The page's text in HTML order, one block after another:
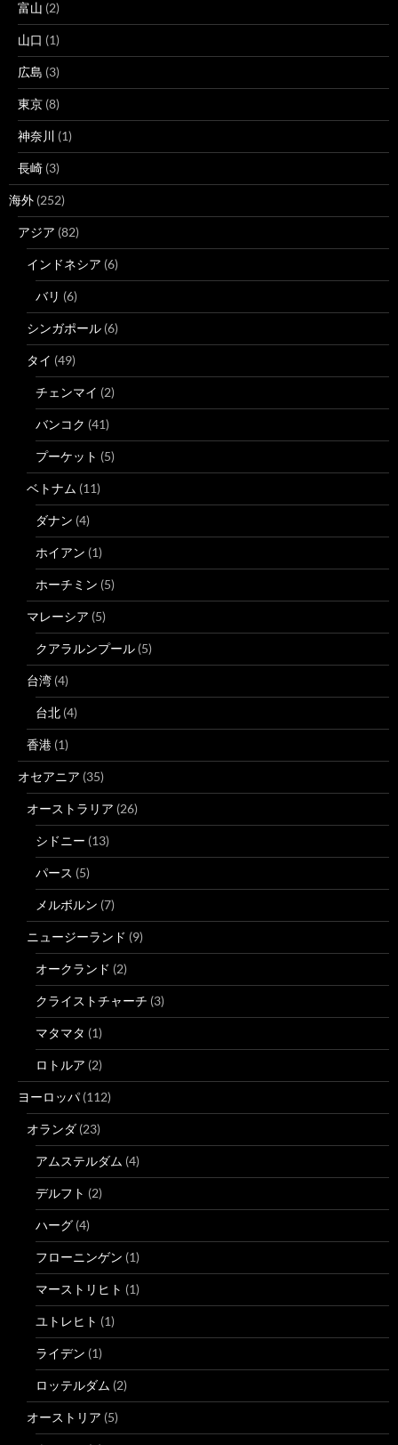
富山 (2)
山口 (1)
広島 (3)
東京 (8)
神奈川 (1)
長崎 (3)
海外 (252)
アジア (82)
インドネシア (6)
バリ (6)
シンガポール (6)
タイ (49)
チェンマイ (2)
バンコク (41)
プーケット (5)
ベトナム (11)
ダナン (4)
ホイアン (1)
ホーチミン (5)
マレーシア (5)
クアラルンプール (5)
台湾 (4)
台北 (4)
香港 (1)
オセアニア (35)
オーストラリア (26)
シドニー (13)
パース (5)
メルボルン (7)
ニュージーランド (9)
オークランド (2)
クライストチャーチ (3)
マタマタ (1)
ロトルア (2)
ヨーロッパ (112)
オランダ (23)
アムステルダム (4)
デルフト (2)
ハーグ (4)
フローニンゲン (1)
マーストリヒト (1)
ユトレヒト (1)
ライデン (1)
ロッテルダム (2)
オーストリア (5)